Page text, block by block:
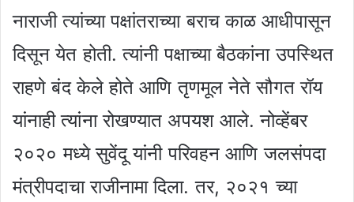
नाराजी त्यांच्या पक्षांतराच्या बराच काळ आधीपासून
दिसून येत होती. त्यांनी पक्षाच्या बैठकांना उपस्थित
राहणे बंद केले होते आणि तृणमूल नेते सौगत रॉय
यांनाही त्यांना रोखण्यात अपयश आले. नोव्हेंबर
२०२० मध्ये सुवेंदू यांनी परिवहन आणि जलसंपदा
मंत्रीपदाचा राजीनामा दिला. तर, २०२१ च्या